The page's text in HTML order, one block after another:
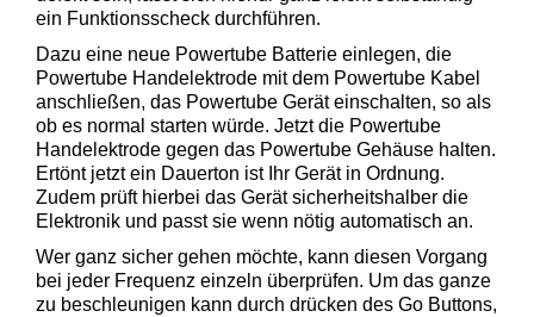
ein Funktionsscheck durchführen.
Dazu eine neue Powertube Batterie einlegen, die
Powertube Handelektrode mit dem Powertube Kabel
anschließen, das Powertube Gerät einschalten, so als
ob es normal starten würde. Jetzt die Powertube
Handelektrode gegen das Powertube Gehäuse halten.
Ertönt jetzt ein Dauerton ist Ihr Gerät in Ordnung.
Zudem prüft hierbei das Gerät sicherheitshalber die
Elektronik und passt sie wenn nötig automatisch an.
Wer ganz sicher gehen möchte, kann diesen Vorgang
bei jeder Frequenz einzeln überprüfen. Um das ganze
zu beschleunigen kann durch drücken des Go Buttons,